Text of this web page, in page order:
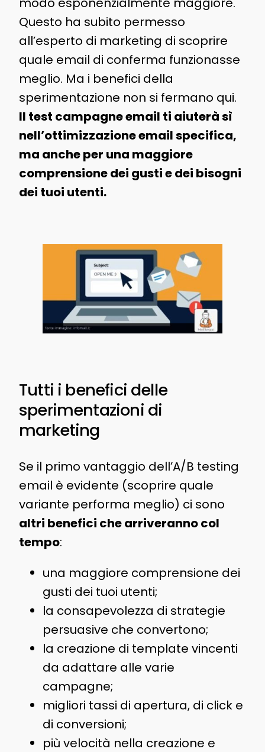
Questo ha subito permesso
all’esperto di marketing di scoprire
quale email di conferma funzionasse
meglio. Ma i benefici della
sperimentazione non si fermano qui.
Il test campagne email ti aiuterà sì
nell’ottimizzazione email specifica,
ma anche per una maggiore
comprensione dei gusti e dei bisogni
dei tuoi utenti.
Tutti i benefici delle
sperimentazioni di
marketing
Se il primo vantaggio dell’A/B testing
email è evidente (scoprire quale
variante performa meglio) ci sono
altri benefici che arriveranno col
tempo:
una maggiore comprensione dei
gusti dei tuoi utenti;
la consapevolezza di strategie
persuasive che convertono;
la creazione di template vincenti
da adattare alle varie
campagne;
migliori tassi di apertura, di click e
di conversioni;
più velocità nella creazione e